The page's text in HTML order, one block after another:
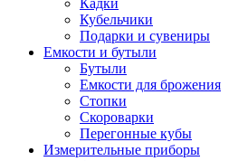
Кадки
Кубельчики
Подарки и сувениры
Емкости и бутыли
Бутыли
Емкости для брожения
Стопки
Скороварки
Перегонные кубы
Измерительные приборы